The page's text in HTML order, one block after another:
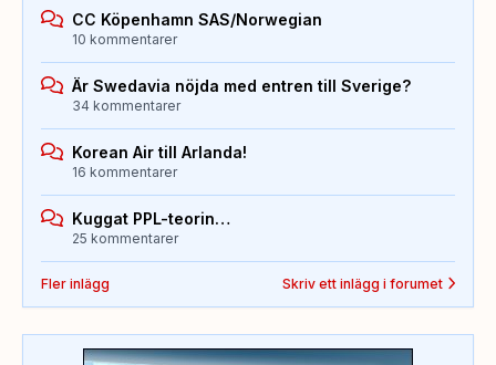
CC Köpenhamn SAS/Norwegian
10 kommentarer
Är Swedavia nöjda med entren till Sverige?
34 kommentarer
Korean Air till Arlanda!
16 kommentarer
Kuggat PPL-teorin…
25 kommentarer
Fler inlägg Skriv ett inlägg i forumet